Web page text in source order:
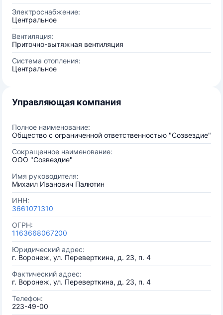
Электроснабжение:
Центральное
Вентиляция:
Приточно-вытяжная вентиляция
Система отопления:
Центральное
Управляющая компания
Полное наименование:
Общество с ограниченной ответственностью "Созвездие"
Сокращенное наименование:
ООО "Созвездие"
Имя руководителя:
Михаил Иванович Палютин
ИНН:
3661071310
ОГРН:
1163668067200
Юридический адрес:
г. Воронеж, ул. Переверткина, д. 23, п. 4
Фактический адрес:
г. Воронеж, ул. Переверткина, д. 23, п. 4
Телефон:
223-49-00